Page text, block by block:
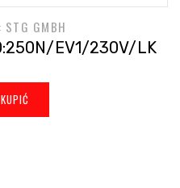
STG GMBH
EV1/230V/LK